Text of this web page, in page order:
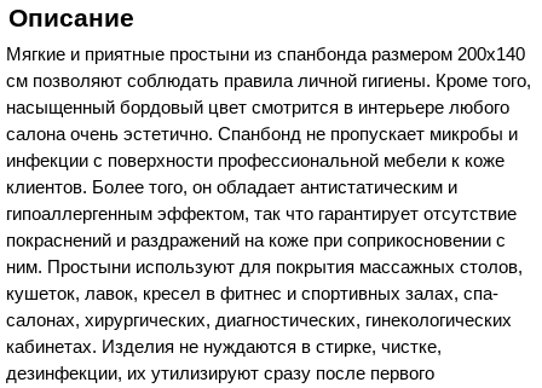
Описание
Мягкие и приятные простыни из спанбонда размером 200х140
см позволяют соблюдать правила личной гигиены. Кроме того,
насыщенный бордовый цвет смотрится в интерьере любого
салона очень эстетично. Спанбонд не пропускает микробы и
инфекции с поверхности профессиональной мебели к коже
клиентов. Более того, он обладает антистатическим и
гипоаллергенным эффектом, так что гарантирует отсутствие
покраснений и раздражений на коже при соприкосновении с
ним. Простыни используют для покрытия массажных столов,
кушеток, лавок, кресел в фитнес и спортивных залах, спа-
салонах, хирургических, диагностических, гинекологических
кабинетах. Изделия не нуждаются в стирке, чистке,
дезинфекции, их утилизируют сразу после первого